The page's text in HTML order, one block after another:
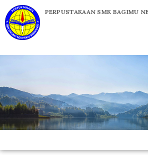
to
content
PERPUSTAKAAN SMK BAGIMU